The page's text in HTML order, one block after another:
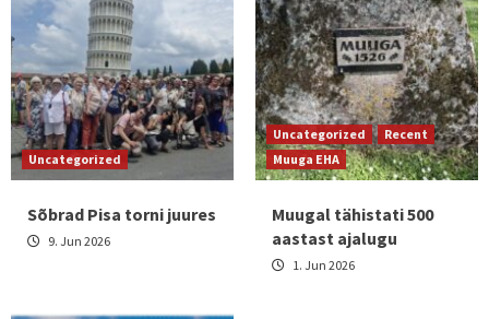
Uncategorized
Sõbrad Pisa torni juures
9. Jun 2026
Uncategorized
Recent
Muuga EHA
Muugal tähistati 500
aastast ajalugu
1. Jun 2026